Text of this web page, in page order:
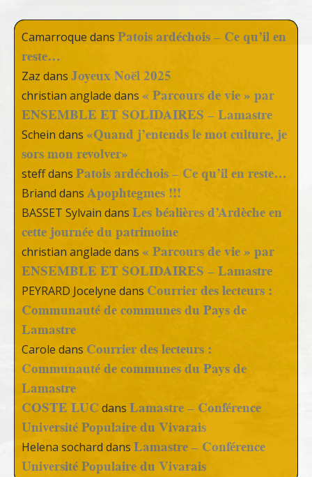
Camarroque dans Patois ardéchois – Ce qu’il en
reste…
Zaz dans Joyeux Noël 2025
christian anglade dans « Parcours de vie » par
ENSEMBLE ET SOLIDAIRES – Lamastre
Schein dans «Quand j’entends le mot culture, je
sors mon revolver»
steffdans Patois ardéchois – Ce qu’il en reste…
Briand dans Apophtegmes !!!
BASSET Sylvain dans Les béalières d’Ardèche en
cette journée du patrimoine
christian anglade dans « Parcours de vie » par
ENSEMBLE ET SOLIDAIRES – Lamastre
PEYRARD Jocelyne dans Courrier des lecteurs :
Communauté de communes du Pays de
Lamastre
Carole dans Courrier des lecteurs :
Communauté de communes du Pays de
Lamastre
COSTE LUC dans Lamastre – Conférence
Université Populaire du Vivarais
Helena sochard dans Lamastre – Conférence
Université Populaire du Vivarais